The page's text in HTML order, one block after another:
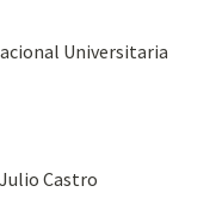
Universitaria
Castro